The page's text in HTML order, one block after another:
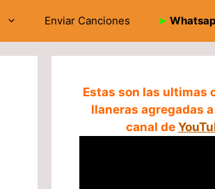
Enviar Canciones ➤
Estas son las ultimas
llaneras agregadas
canal de